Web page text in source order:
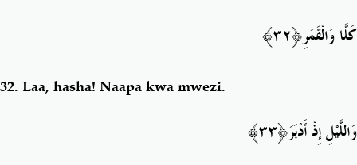
كَلَّا وَالْقَمَرِ﴿٣٢﴾
32. Laa, hasha! Naapa kwa mwezi.
وَاللَّيْلِ إِذْ أَدْبَرَ﴿٣٣﴾